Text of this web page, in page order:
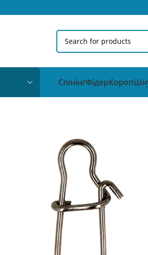
СпінінгФідерКороп